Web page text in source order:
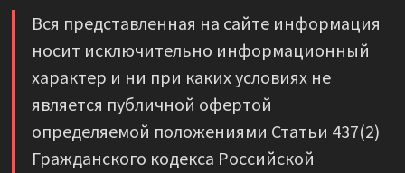
Вся представленная на сайте информация
носит исключительно информационный
характер и ни при каких условиях не
является публичной офертой
определяемой положениями Статьи 437(2)
Гражданского кодекса Российской